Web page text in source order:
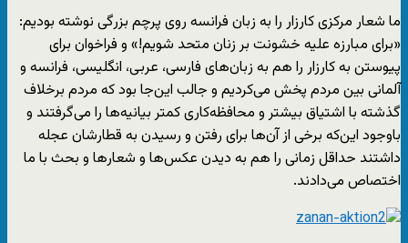
ما شعار مرکزی کارزار را به زبان فرانسه روی پرچم بزرگی نوشته بودیم:
«برای مبارزه علیه خشونت بر زنان متحد شویم!» و فراخوان برای
پیوستن به کارزار را هم به زبان‌های فارسی، عربی، انگلیسی، فرانسه و
آلمانی بین مردم پخش می‌کردیم و جالب این‌جا بود که مردم برخلاف
گذشته با اشتیاق بیشتر و محافظه‌کاری کمتر بیانیه‌ها را می‌گرفتند و
باوجود این‌که برخی از آن‌ها برای رفتن و رسیدن به قطارشان عجله
داشتند حداقل زمانی را هم به دیدن عکس‌ها و شعارها و بحث با ما
اختصاص می‌دادند.